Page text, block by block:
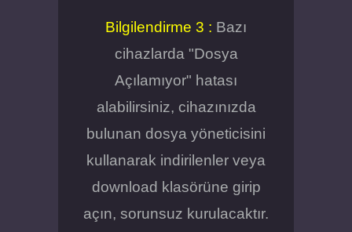
Bilgilendirme 3 : Bazı
cihazlarda "Dosya
Açılamıyor" hatası
alabilirsiniz, cihazınızda
bulunan dosya yöneticisini
kullanarak indirilenler veya
download klasörüne girip
açın, sorunsuz kurulacaktır.